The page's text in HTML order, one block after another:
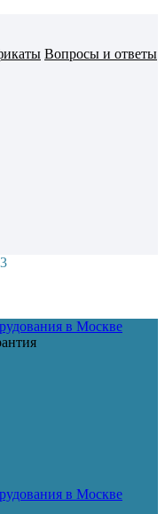
Вопросы и ответы